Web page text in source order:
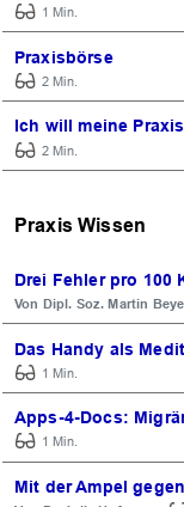
1 Min.
Praxisbörse
2 Min.
Ich will meine
2 Min.
Praxis Wissen
Drei Fehler pro 100
Dipl. Soz. Martin
Das Handy als
1 Min.
Apps-4-Docs:
1 Min.
Mit der Ampel